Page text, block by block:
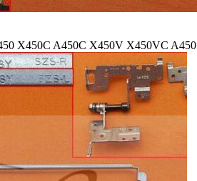
X450C A450C X450V X450VC A450